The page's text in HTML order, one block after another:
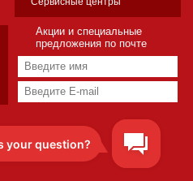
Акции и специальные
предложения по почте